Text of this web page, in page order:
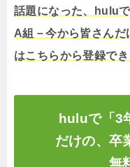
話題になった、hulu
A組－今から皆さんだ
はこちらから登録でき
huluで「3
だけの、卒
無